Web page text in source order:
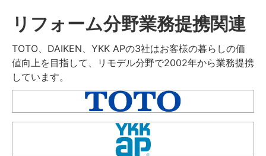
リフォーム分野業務提携関連
TOTO、DAIKEN、YKK APの3社はお客様の暮らしの価
値向上を目指して、リモデル分野で2002年から業務提携
しています。